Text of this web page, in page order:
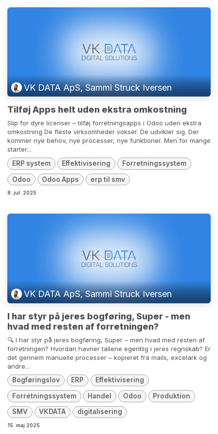
VK DATA ApS, Sammi Struck Iversen
Tilføj Apps helt uden ekstra omkostning
Slip for dyre licenser – tilføj forretningsapps i Odoo uden ekstra
omkostning De fleste virksomheder vokser. De udvikler sig. Der
kommer nye behov, nye processer, nye funktioner. Men for mange
starter...
ERP system
Effektivisering Forretningssystem
Odoo Odoo Apps erp til smv
8. jul. 2025
VK DATA ApS, Sammi Struck Iversen
I har styr på jeres bogføring, Super - men
hvad med resten af forretningen?
🔍 I har styr på jeres bogføring, Super – men hvad med resten af
forretningen? Hvordan havner tallene egentlig i jeres regnskab? Er
det gennem manuelle processer – kopieret fra mails, excelark og
andre...
Bogføringslov
ERP Effektivisering
Forretningssystem Handel Odoo Produktion
SMV VKDATA digitalisering
15. maj 2025